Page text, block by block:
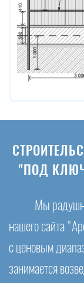
"ПОД
Мы
нашего сайта
с ценовым
занимается